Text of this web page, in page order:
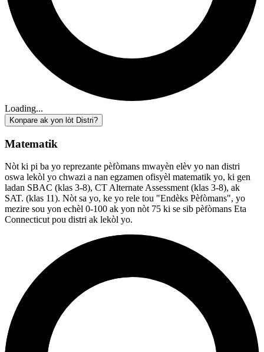
Loading...
Konpare ak yon lòt Distri?
Matematik
Nòt ki pi ba yo reprezante pèfòmans mwayèn elèv yo nan distri
oswa lekòl yo chwazi a nan egzamen ofisyèl matematik yo, ki gen
ladan SBAC (klas 3-8), CT Alternate Assessment (klas 3-8), ak
SAT. (klas 11). Nòt sa yo, ke yo rele tou "Endèks Pèfòmans", yo
mezire sou yon echèl 0-100 ak yon nòt 75 ki se sib pèfòmans Eta
Connecticut pou distri ak lekòl yo.